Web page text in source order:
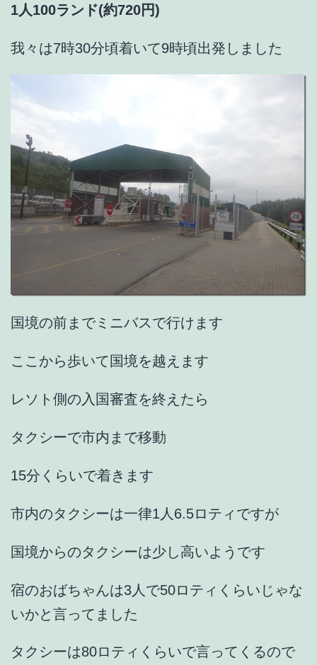
1人100ランド(約720円)
我々は7時30分頃着いて9時頃出発しました
国境の前までミニバスで行けます
ここから歩いて国境を越えます
レソト側の入国審査を終えたら
タクシーで市内まで移動
15分くらいで着きます
市内のタクシーは一律1人6.5ロティですが
国境からのタクシーは少し高いようです
宿のおばちゃんは3人で50ロティくらいじゃな
いかと言ってました
タクシーは80ロティくらいで言ってくるので